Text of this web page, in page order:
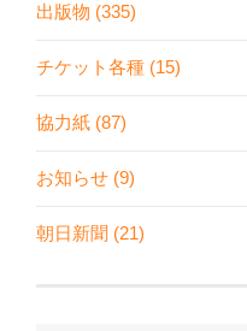
出版物 (335)
チケット各種 (15)
協力紙 (87)
お知らせ (9)
朝日新聞 (21)